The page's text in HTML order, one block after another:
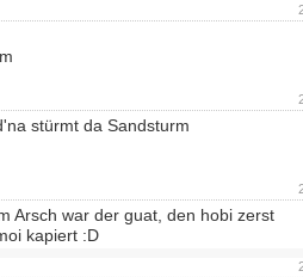
stürmt da Sandsturm
Arsch war der guat, den hobi zerst
kapiert :D